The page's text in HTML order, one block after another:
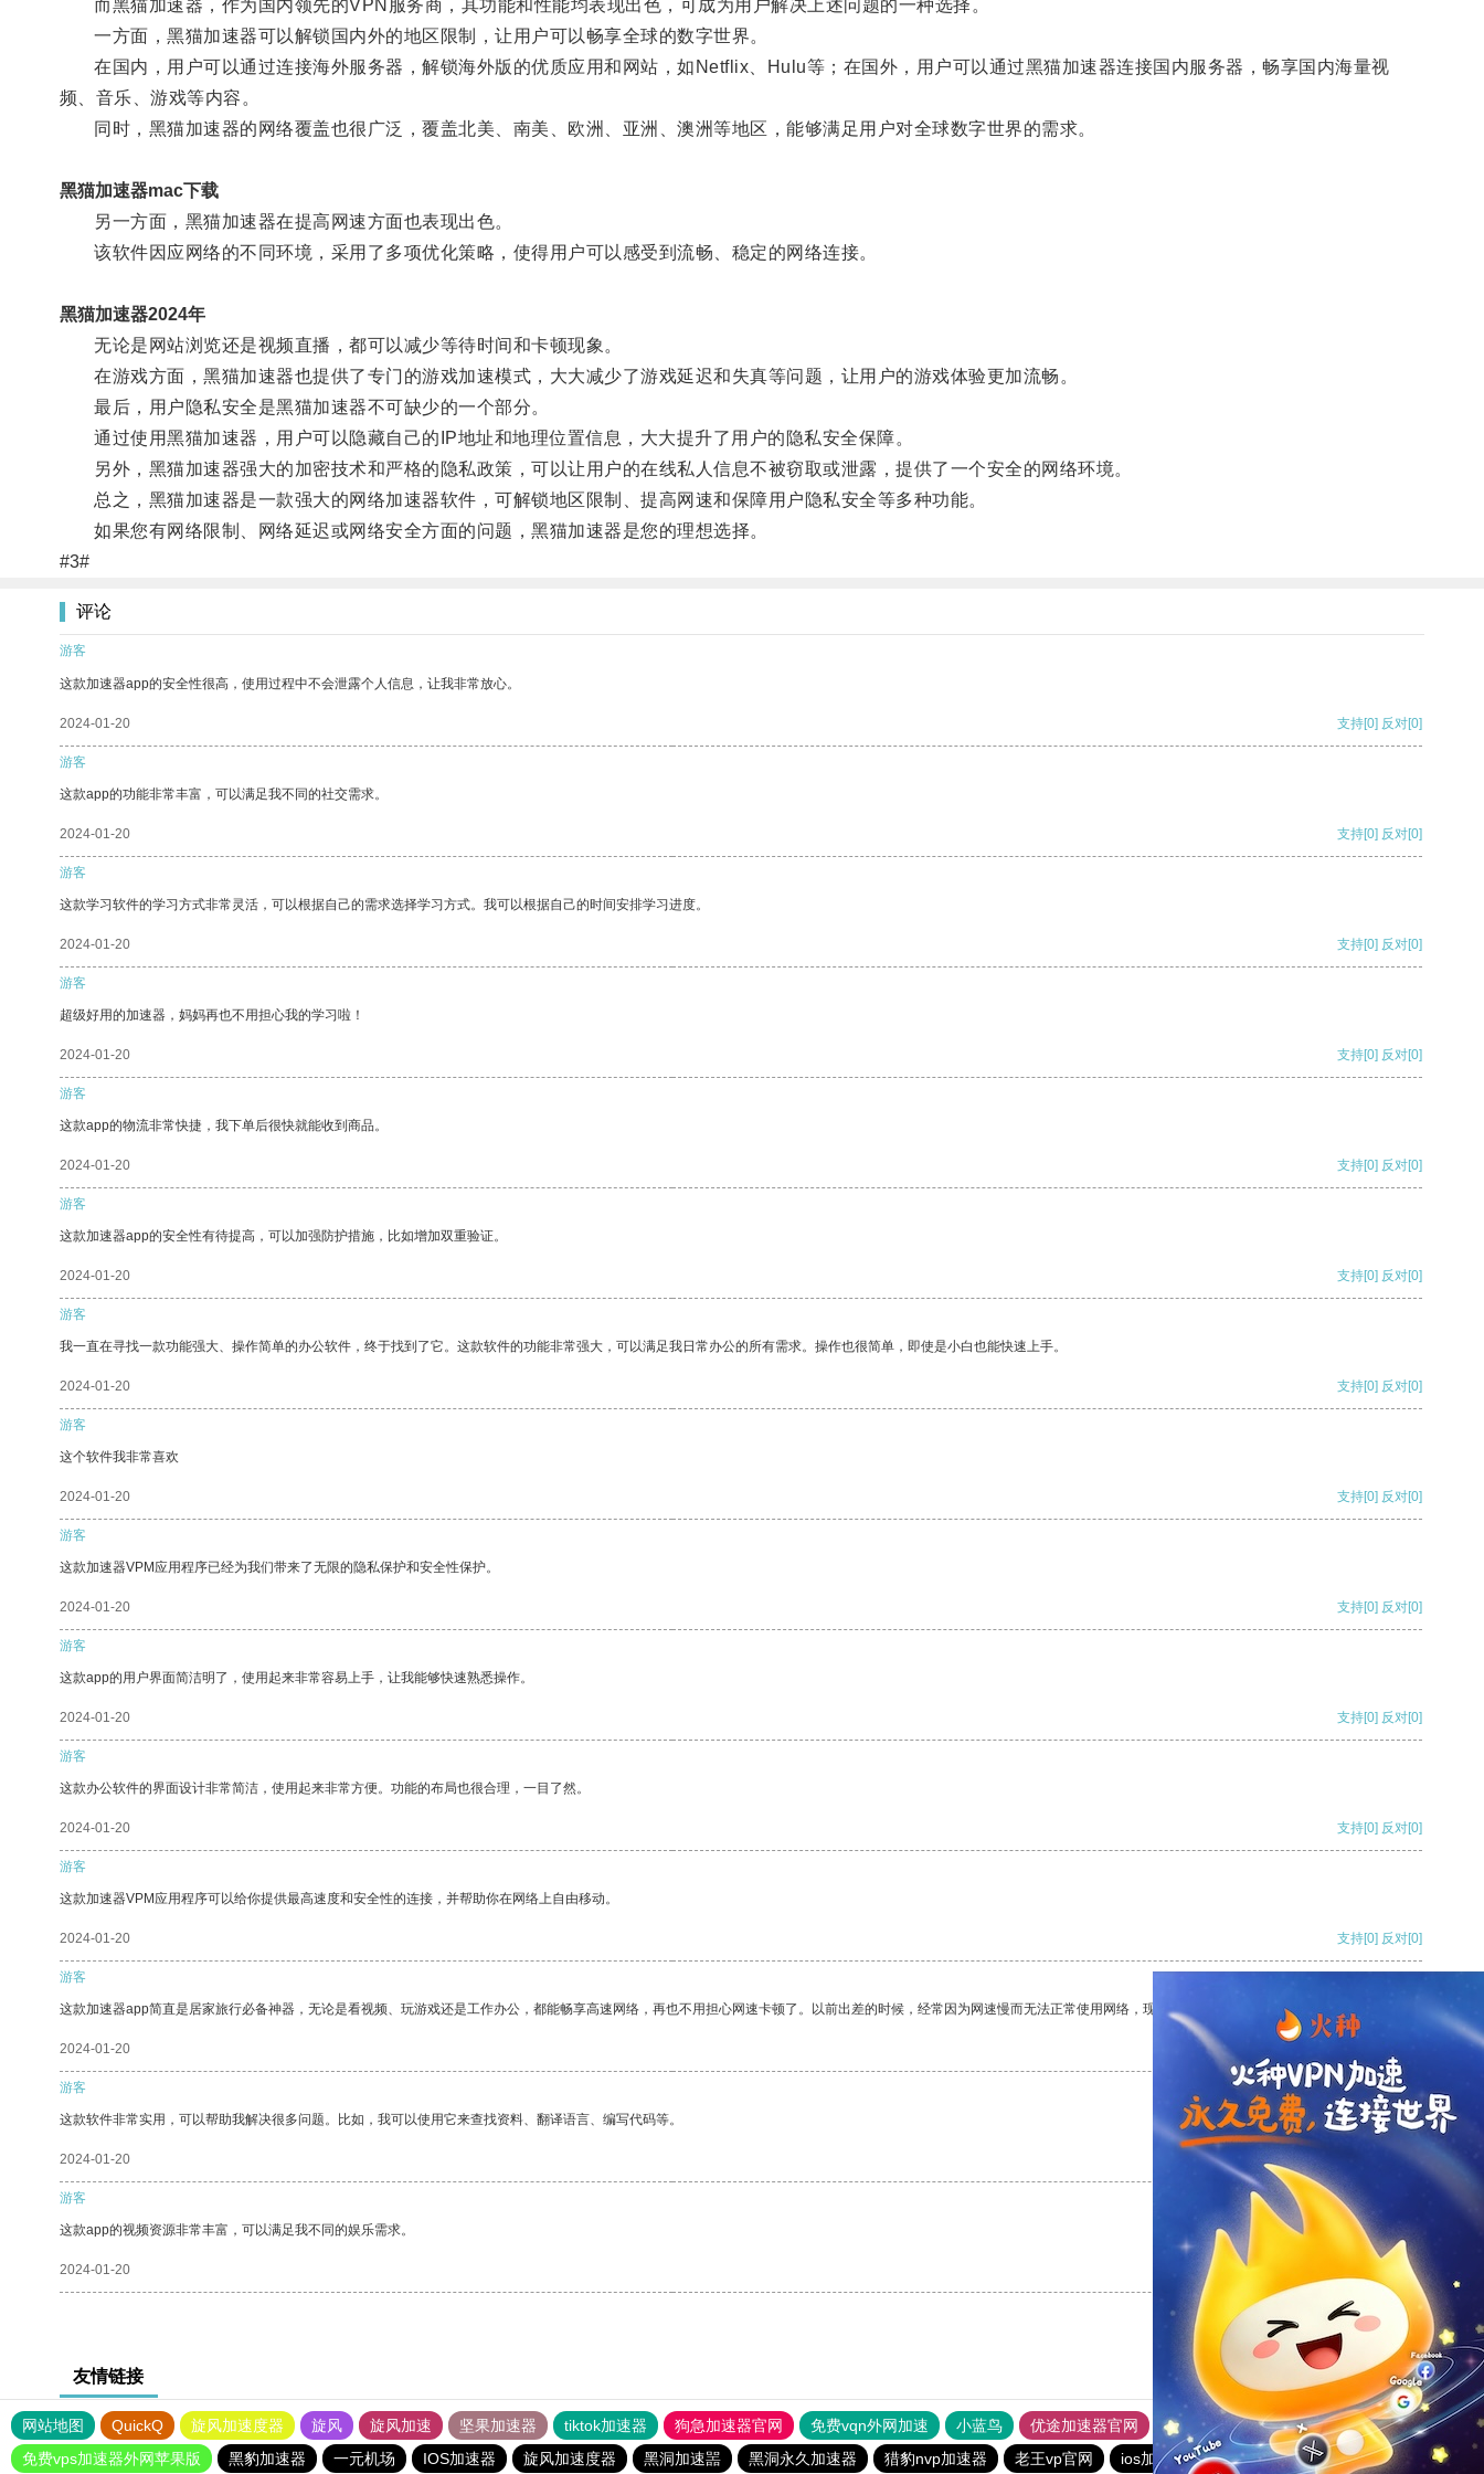
而黑猫加速器，作为国内领先的VPN服务商，其功能和性能均表现出色，可成为用户解决上述问题的一种选择。
一方面，黑猫加速器可以解锁国内外的地区限制，让用户可以畅享全球的数字世界。
在国内，用户可以通过连接海外服务器，解锁海外版的优质应用和网站，如Netflix、Hulu等；在国外，用户可以通过黑猫加速器连接国内服务器，畅享国内海量视
频、音乐、游戏等内容。
同时，黑猫加速器的网络覆盖也很广泛，覆盖北美、南美、欧洲、亚洲、澳洲等地区，能够满足用户对全球数字世界的需求。
黑猫加速器mac下载
另一方面，黑猫加速器在提高网速方面也表现出色。
该软件因应网络的不同环境，采用了多项优化策略，使得用户可以感受到流畅、稳定的网络连接。
黑猫加速器2024年
无论是网站浏览还是视频直播，都可以减少等待时间和卡顿现象。
在游戏方面，黑猫加速器也提供了专门的游戏加速模式，大大减少了游戏延迟和失真等问题，让用户的游戏体验更加流畅。
最后，用户隐私安全是黑猫加速器不可缺少的一个部分。
通过使用黑猫加速器，用户可以隐藏自己的IP地址和地理位置信息，大大提升了用户的隐私安全保障。
另外，黑猫加速器强大的加密技术和严格的隐私政策，可以让用户的在线私人信息不被窃取或泄露，提供了一个安全的网络环境。
总之，黑猫加速器是一款强大的网络加速器软件，可解锁地区限制、提高网速和保障用户隐私安全等多种功能。
如果您有网络限制、网络延迟或网络安全方面的问题，黑猫加速器是您的理想选择。
#3#
评论
游客
这款加速器app的安全性很高，使用过程中不会泄露个人信息，让我非常放心。
2024-01-20 支持[0] 反对[0]
游客
这款app的功能非常丰富，可以满足我不同的社交需求。
2024-01-20 支持[0] 反对[0]
游客
这款学习软件的学习方式非常灵活，可以根据自己的需求选择学习方式。我可以根据自己的时间安排学习进度。
2024-01-20 支持[0] 反对[0]
游客
超级好用的加速器，妈妈再也不用担心我的学习啦！
2024-01-20 支持[0] 反对[0]
游客
这款app的物流非常快捷，我下单后很快就能收到商品。
2024-01-20 支持[0] 反对[0]
游客
这款加速器app的安全性有待提高，可以加强防护措施，比如增加双重验证。
2024-01-20 支持[0] 反对[0]
游客
我一直在寻找一款功能强大、操作简单的办公软件，终于找到了它。这款软件的功能非常强大，可以满足我日常办公的所有需求。操作也很简单，即使是小白也能快速上手。
2024-01-20 支持[0] 反对[0]
游客
这个软件我非常喜欢
2024-01-20 支持[0] 反对[0]
游客
这款加速器VPM应用程序已经为我们带来了无限的隐私保护和安全性保护。
2024-01-20 支持[0] 反对[0]
游客
这款app的用户界面简洁明了，使用起来非常容易上手，让我能够快速熟悉操作。
2024-01-20 支持[0] 反对[0]
游客
这款办公软件的界面设计非常简洁，使用起来非常方便。功能的布局也很合理，一目了然。
2024-01-20 支持[0] 反对[0]
游客
这款加速器VPM应用程序可以给你提供最高速度和安全性的连接，并帮助你在网络上自由移动。
2024-01-20 支持[0] 反对[0]
游客
这款加速器app简直是居家旅行必备神器，无论是看视频、玩游戏还是工作办公，都能畅享高速网络，再也不用担心网速卡顿了。以前出差的时候，经常因为网速慢而无法正常使用网络，现在有了这个app，我再也不用担心了。
2024-01-20
游客
这款软件非常实用，可以帮助我解决很多问题。比如，我可以使用它来查找资料、翻译语言、编写代码等。
2024-01-20 反对
游客
这款app的视频资源非常丰富，可以满足我不同的娱乐需求。
2024-01-20 反对[0]
友情链接
网站地图 QuickQ 旋风加速度器 旋风 旋风加速 坚果加速器 tiktok加速器 狗急加速器官网 免费vqn外网加速 小蓝鸟 优途加速器官网 风驰加速器 旋风加速器
八戒看书
免费vps加速器外网苹果版
黑豹加速器 一元机场 IOS加速器 旋风加速度器 黑洞加速噐 黑洞永久加速器 猎豹nvp加速器 老王vp官网 ios加速器 tyl加速器官网 ios加速器